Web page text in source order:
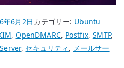
年6月2日 カテゴリー: Ubuntu
, OpenDMARC, Postfix, SMTP,
, セキュリティ , メールサー